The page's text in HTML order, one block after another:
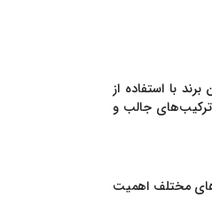
با استفاده از
ترکیب‌های جالب و
مختلف اهمیت